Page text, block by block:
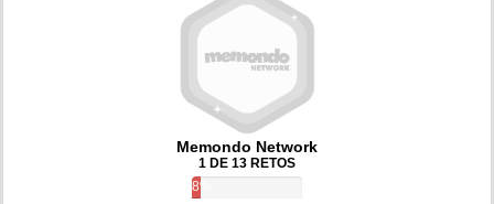
Memondo Network
1 DE 13 RETOS
8%